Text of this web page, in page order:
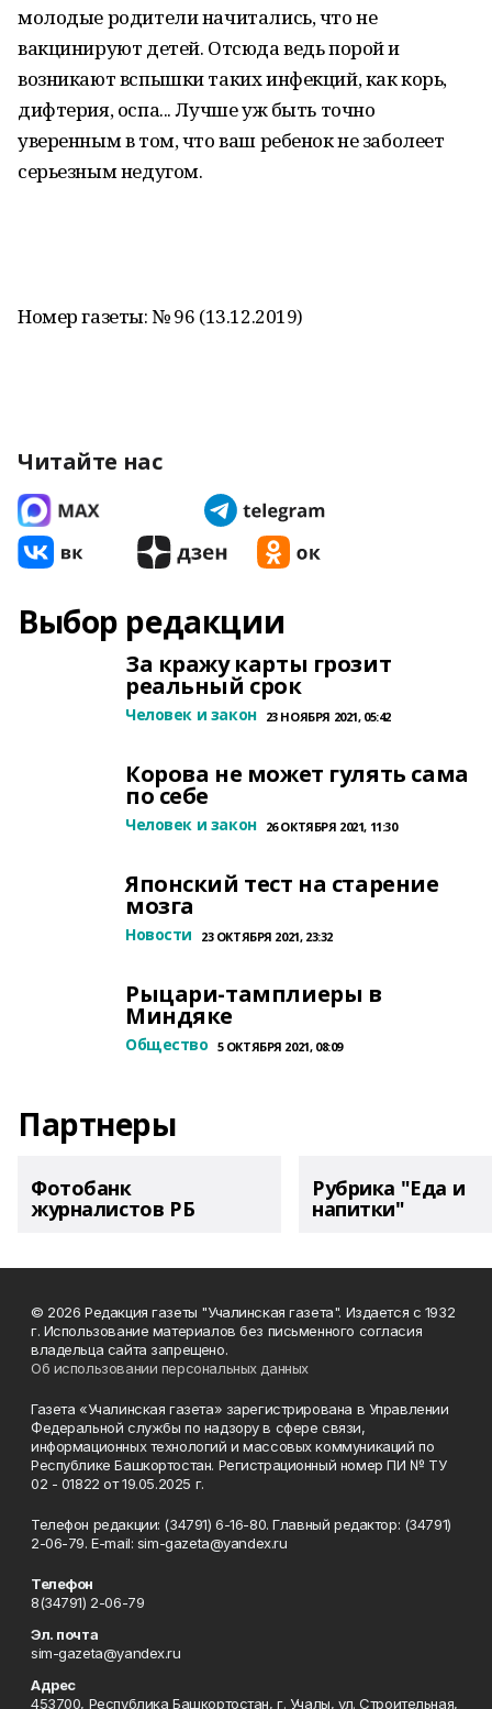
молодые родители начитались, что не
вакцинируют детей. Отсюда ведь порой и
возникают вспышки таких инфекций, как корь,
дифтерия, оспа... Лучше уж быть точно
уверенным в том, что ваш ребенок не заболеет
серьезным недугом.
Номер газеты: № 96 (13.12.2019)
Читайте нас
Выбор редакции
За кражу карты грозит
реальный срок
Человек и закон 23 НОЯБРЯ 2021, 05:42
Корова не может гулять сама
по себе
Человек и закон 26 ОКТЯБРЯ 2021, 11:30
Японский тест на старение
мозга
Новости 23 ОКТЯБРЯ 2021, 23:32
Рыцари-тамплиеры в
Миндяке
Общество 5 ОКТЯБРЯ 2021, 08:09
Партнеры
Фотобанк
журналистов РБ
Рубрика "Еда и
напитки"
© 2026 Редакция газеты "Учалинская газета". Издается с 1932
г. Использование материалов без письменного согласия
владельца сайта запрещено.
Об использовании персональных данных
Газета «Учалинская газета» зарегистрирована в Управлении
Федеральной службы по надзору в сфере связи,
информационных технологий и массовых коммуникаций по
Республике Башкортостан. Регистрационный номер ПИ № ТУ
02 - 01822 от 19.05.2025 г.
Телефон редакции: (34791) 6-16-80. Главный редактор: (34791)
2-06-79. Е-mаil: sim-gazeta@yandex.ru
Телефон
8(34791) 2-06-79
Эл. почта
sim-gazeta@yandex.ru
Адрес
453700, Республика Башкортостан, г. Учалы, ул. Строительная,